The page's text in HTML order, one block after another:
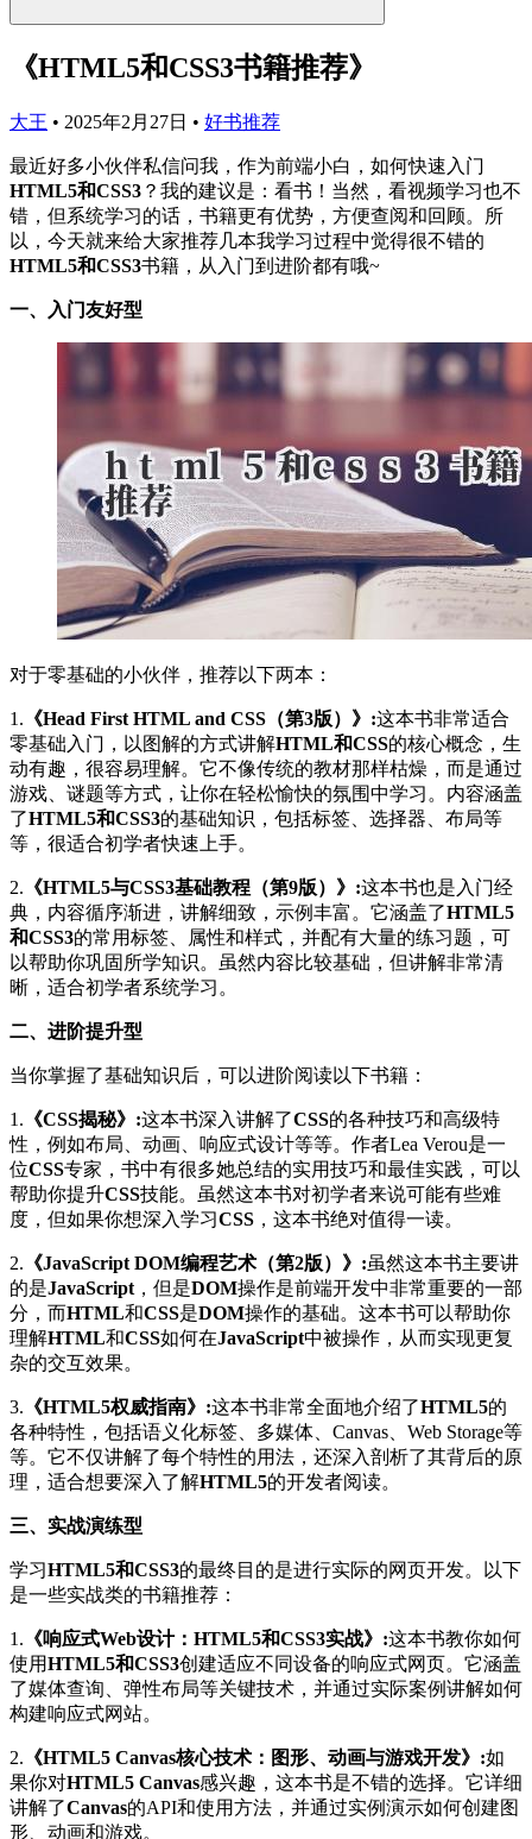
《HTML5和CSS3书籍推荐》
大王 • 2025年2月27日 • 好书推荐
最近好多小伙伴私信问我，作为前端小白，如何快速入门
HTML5和CSS3 ？我的建议是：看书！当然，看视频学习也不
错，但系统学习的话，书籍更有优势，方便查阅和回顾。所
以，今天就来给大家推荐几本我学习过程中觉得很不错的
HTML5和CSS3书籍，从入门到进阶都有哦~
一、入门友好型
对于零基础的小伙伴，推荐以下两本：
1. 《Head First HTML and CSS（第3版）》:这本书非常适合
零基础入门，以图解的方式讲解HTML和CSS的核心概念，生
动有趣，很容易理解。它不像传统的教材那样枯燥，而是通过
游戏、谜题等方式，让你在轻松愉快的氛围中学习。内容涵盖
了HTML5和CSS3的基础知识，包括标签、选择器、布局等
等，很适合初学者快速上手。
2. 《HTML5与CSS3基础教程（第9版）》:这本书也是入门经
典，内容循序渐进，讲解细致，示例丰富。它涵盖了HTML5
和CSS3的常用标签、属性和样式，并配有大量的练习题，可
以帮助你巩固所学知识。虽然内容比较基础，但讲解非常清
晰，适合初学者系统学习。
二、进阶提升型
当你掌握了基础知识后，可以进阶阅读以下书籍：
1. 《CSS揭秘》:这本书深入讲解了CSS的各种技巧和高级特
性，例如布局、动画、响应式设计等等。作者Lea Verou是一
位CSS专家，书中有很多她总结的实用技巧和最佳实践，可以
帮助你提升CSS技能。虽然这本书对初学者来说可能有些难
度，但如果你想深入学习CSS ，这本书绝对值得一读。
2. 《JavaScript DOM编程艺术（第2版）》:虽然这本书主要讲
的是JavaScript ，但是DOM操作是前端开发中非常重要的一部
分，而HTML和CSS是DOM操作的基础。这本书可以帮助你
理解HTML和CSS如何在JavaScript中被操作，从而实现更复
杂的交互效果。
3. 《HTML5权威指南》:这本书非常全面地介绍了HTML5的
各种特性，包括语义化标签、多媒体、Canvas、Web Storage等
等。它不仅讲解了每个特性的用法，还深入剖析了其背后的原
理，适合想要深入了解HTML5的开发者阅读。
三、实战演练型
学习HTML5和CSS3的最终目的是进行实际的网页开发。以下
是一些实战类的书籍推荐：
1. 《响应式Web设计：HTML5和CSS3实战》:这本书教你如何
使用HTML5和CSS3创建适应不同设备的响应式网页。它涵盖
了媒体查询、弹性布局等关键技术，并通过实际案例讲解如何
构建响应式网站。
2. 《HTML5 Canvas核心技术：图形、动画与游戏开发》:如
果你对HTML5 Canvas感兴趣，这本书是不错的选择。它详细
讲解了Canvas的API和使用方法，并通过实例演示如何创建图
形、动画和游戏。